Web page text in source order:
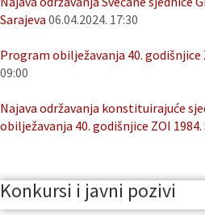
Sarajeva 06.04.2024. 17:30
Program obilježavanja 40. godišnjice
09:00
Najava održavanja konstituirajuće
obilježavanja 40. godišnjice ZOI 1984.
Konkursi i javni pozivi